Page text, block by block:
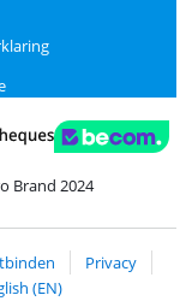
Brand 2024
Privacy
(EN)